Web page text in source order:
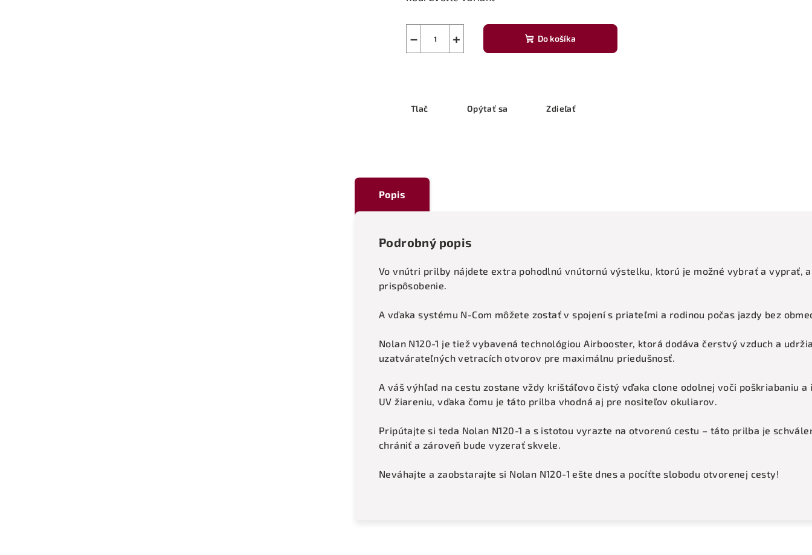
+
− Do košíka
Tlač Opýtať sa Zdieľať
Popis
Podrobný popis
Vo vnútri prilby nájdete extra pohodlnú vnútornú výstelku, ktorú je možné vybrať a vyprať,
prispôsobenie.
A vďaka systému N-Com môžete zostať v spojení s priateľmi a rodinou počas jazdy bez
Nolan N120-1 je tiež vybavená technológiou Airbooster, ktorá dodáva čerstvý vzduch a
uzatvárateľných vetracích otvorov pre maximálnu priedušnosť.
A váš výhľad na cestu zostane vždy krištáľovo čistý vďaka clone odolnej voči poškriabaniu
UV žiareniu, vďaka čomu je táto prilba vhodná aj pre nositeľov okuliarov.
Pripútajte si teda Nolan N120-1 a s istotou vyrazte na otvorenú cestu – táto prilba je
chrániť a zároveň bude vyzerať skvele.
Neváhajte a zaobstarajte si Nolan N120-1 ešte dnes a pocíťte slobodu otvorenej cesty!